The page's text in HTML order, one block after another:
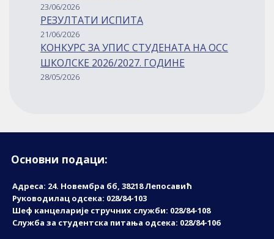
23/06/2026
РЕЗУЛТАТИ ИСПИТА
21/06/2026
КОНКУРС ЗА УПИС СТУДЕНАТА НА ОСС
ШКОЛСКЕ 2026/2027. ГОДИНЕ
28/05/2026
Основни подаци:
Адреса: 24. Новембрa бб, 38218 Лепосавић
Руководилац одсека: 028/84-103
Шеф канцеларије стручних служби: 028/84-108
Служба за студентска питања одсека: 028/84-106